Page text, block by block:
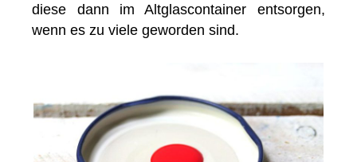
diese dann im Altglascontainer entsorgen,
wenn es zu viele geworden sind.